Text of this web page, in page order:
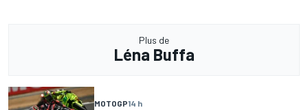
Plus de
Léna Buffa
MOTOGP14 h